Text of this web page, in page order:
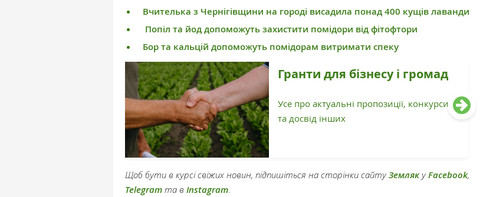
Вчителька з Чернігівщини на городі висадила понад 400 кущів лаванди
Попіл та йод допоможуть захистити помідори від фітофтори
Бор та кальцій допоможуть помідорам витримати спеку
Гранти для бізнесу і громад
Усе про актуальні пропозиції, конкурси
та досвід інших
Щоб бути в курсі свіжих новин, підпишіться на сторінки сайтуЗемлякуFacebook,
Telegram та в Instagram